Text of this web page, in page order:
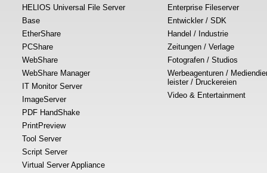
HELIOS Universal File Server
Base
EtherShare
PCShare
WebShare
WebShare Manager
IT Monitor Server
ImageServer
PDF HandShake
PrintPreview
Tool Server
Script Server
Virtual Server Appliance
Enterprise Fileserver
Entwickler / SDK
Handel / Industrie
Zeitungen / Verlage
Fotografen / Studios
Werbeagenturen /
leister / Druckereien
Video & Entertainment